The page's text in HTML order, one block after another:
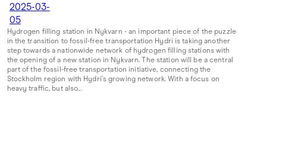
2025-03-
05
Hydrogen filling station in Nykvarn - an important piece of the puzzle
in the transition to fossil-free transportation Hydri is taking another
step towards a nationwide network of hydrogen filling stations with
the opening of a new station in Nykvarn. The station will be a central
part of the fossil-free transportation initiative, connecting the
Stockholm region with Hydri's growing network. With a focus on
heavy traffic, but also...